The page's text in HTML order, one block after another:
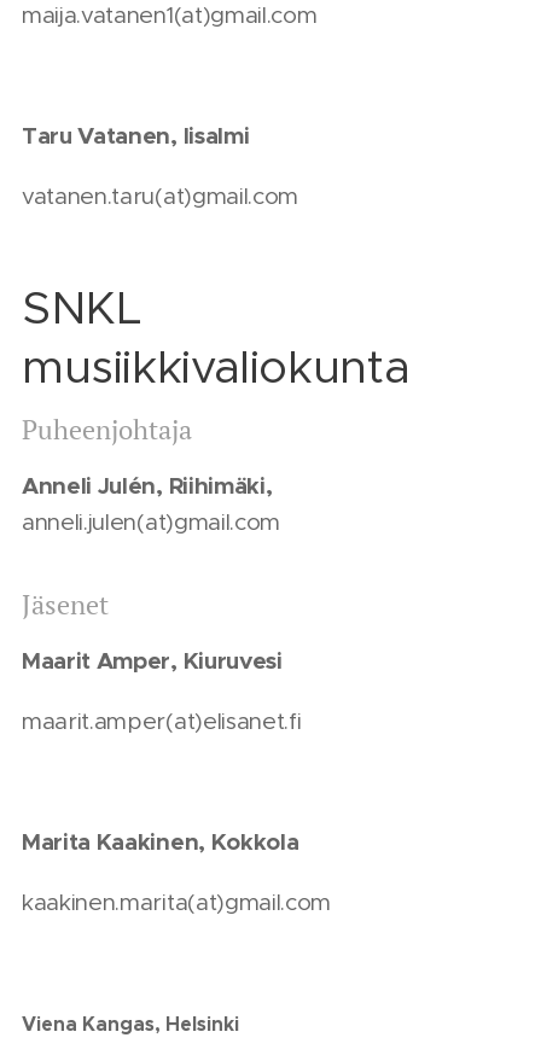
maija.vatanen1(at)gmail.com
Taru Vatanen, Iisalmi
vatanen.taru(at)gmail.com
SNKL
musiikkivaliokunta
Puheenjohtaja
Anneli Julén, Riihimäki,
anneli.julen(at)gmail.com
Jäsenet
Maarit Amper, Kiuruvesi
maarit.amper(at)elisanet.fi
Marita Kaakinen, Kokkola
kaakinen.marita(at)gmail.com
Viena Kangas, Helsinki